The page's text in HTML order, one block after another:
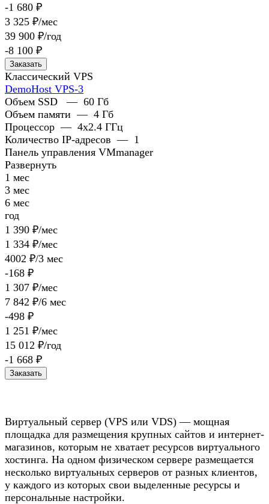
-1 680 ₽
3 325 ₽/мес
39 900 ₽/год
-8 100 ₽
Заказать
Классический VPS
DemoHost VPS-3
Объем SSD
— 60 Гб
Объем памяти — 4 Гб
Процессор — 4x2.4 ГГц
Количество IP-адресов — 1
Панель управления VMmanager
Развернуть
1 мес
3 мес
6 мес
год
1 390 ₽/мес
1 334 ₽/мес
4002 ₽/3 мес
-168 ₽
1 307 ₽/мес
7 842 ₽/6 мес
-498 ₽
1 251 ₽/мес
15 012 ₽/год
-1 668 ₽
Заказать
Виртуальный сервер (VPS или VDS) — мощная
площадка для размещения крупных сайтов и интернет-
магазинов, которым не хватает ресурсов виртуального
хостинга. На одном физическом сервере размещается
несколько виртуальных серверов от разных клиентов,
у каждого из которых свои выделенные ресурсы и
персональные настройки.